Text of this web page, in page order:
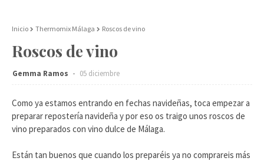
Inicio Thermomix Málaga Roscos de vino
Roscos de vino
Gemma Ramos 05 diciembre
Como ya estamos entrando en fechas navideñas, toca empezar a
preparar repostería navideña y por eso os traigo unos roscos de
vino preparados con vino dulce de Málaga.
Están tan buenos que cuando los preparéis ya no comprareis más